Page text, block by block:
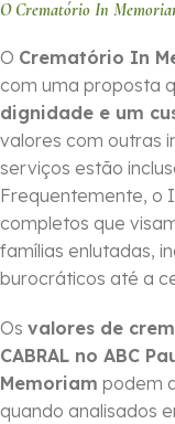
O Crematório In
O Crematório In
com uma proposta
dignidade e um
valores com outras
serviços estão
Frequentemente, o
completos que
famílias enlutadas,
burocráticos até a
Os valores de
CABRAL no ABC
Memoriam podem
quando analisados